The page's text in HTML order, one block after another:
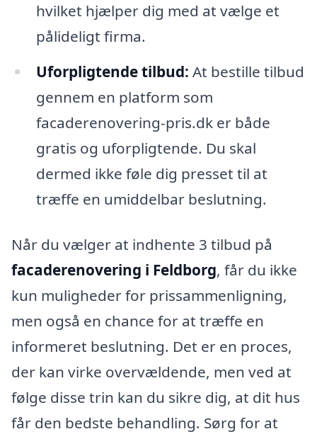
hvilket hjælper dig med at vælge et
pålideligt firma.
Uforpligtende tilbud: At bestille tilbud
gennem en platform som
facaderenovering-pris.dk er både
gratis og uforpligtende. Du skal
dermed ikke føle dig presset til at
træffe en umiddelbar beslutning.
Når du vælger at indhente 3 tilbud på
facaderenovering i Feldborg, får du ikke
kun muligheder for prissammenligning,
men også en chance for at træffe en
informeret beslutning. Det er en proces,
der kan virke overvældende, men ved at
følge disse trin kan du sikre dig, at dit hus
får den bedste behandling. Sørg for at